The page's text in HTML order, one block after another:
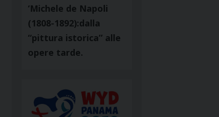
‘Michele de Napoli
(1808-1892):dalla
“pittura istorica” alle
opere tarde.